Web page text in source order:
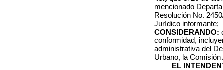
mencionado
Resolución No.
Jurídico informante;
CONSIDERANDO:
conformidad,
administrativa del
Urbano, la
EL